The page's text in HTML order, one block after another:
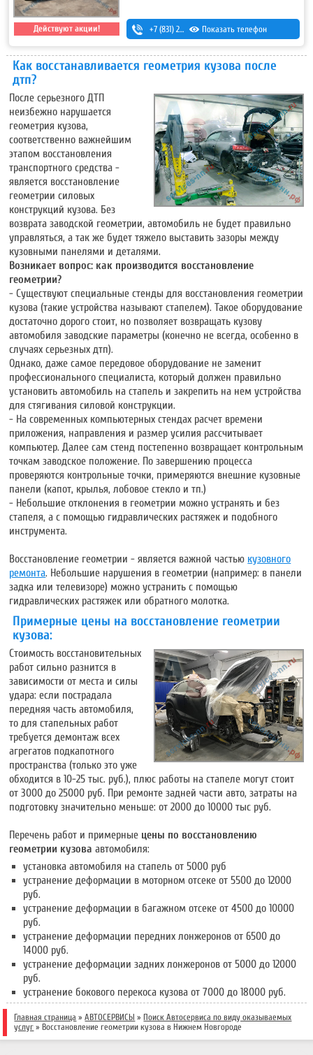
Действуют акции! +7 (831) 293-54-00
,
+7-920-298-42-33
Показать телефон
Как восстанавливается геометрия кузова после
дтп?
После серьезного ДТП
неизбежно нарушается
геометрия кузова,
соответственно важнейшим
этапом восстановления
транспортного средства -
является восстановление
геометрии силовых
конструкций кузова. Без
возврата заводской геометрии, автомобиль не будет правильно
управляться, а так же будет тяжело выставить зазоры между
кузовными панелями и деталями.
Возникает вопрос: как производится восстановление
геометрии?
- Существуют специальные стенды для восстановления геометрии
кузова (такие устройства называют стапелем). Такое оборудование
достаточно дорого стоит, но позволяет возвращать кузову
автомобиля заводские параметры (конечно не всегда, особенно в
случаях серьезных дтп).
Однако, даже самое передовое оборудование не заменит
профессионального специалиста, который должен правильно
установить автомобиль на стапель и закрепить на нем устройства
для стягивания силовой конструкции.
- На современных компьютерных стендах расчет времени
приложения, направления и размер усилия рассчитывает
компьютер. Далее сам стенд постепенно возвращает контрольным
точкам заводское положение. По завершению процесса
проверяются контрольные точки, примеряются внешние кузовные
панели (капот, крылья, лобовое стекло и тп.)
- Небольшие отклонения в геометрии можно устранять и без
стапеля, а с помощью гидравлических растяжек и подобного
инструмента.
Восстановление геометрии - является важной частью кузовного
ремонта. Небольшие нарушения в геометрии (например: в панели
задка или телевизоре) можно устранить с помощью
гидравлических растяжек или обратного молотка.
Примерные цены на восстановление геометрии
кузова:
Стоимость восстановительных
работ сильно разнится в
зависимости от места и силы
удара: если пострадала
передняя часть автомобиля,
то для стапельных работ
требуется демонтаж всех
агрегатов подкапотного
пространства (только это уже
обходится в 10-25 тыс. руб.), плюс работы на стапеле могут стоит
от 3000 до 25000 руб. При ремонте задней части авто, затраты на
подготовку значительно меньше: от 2000 до 10000 тыс руб.
Перечень работ и примерные цены по восстановлению
геометрии кузова автомобиля:
установка автомобиля на стапель от 5000 руб
устранение деформации в моторном отсеке от 5500 до 12000
руб.
устранение деформации в багажном отсеке от 4500 до 10000
руб.
устранение деформации передних лонжеронов от 6500 до
14000 руб.
устранение деформации задних лонжеронов от 5000 до 12000
руб.
устранение бокового перекоса кузова от 7000 до 18000 руб.
Главная страница »АВТОСЕРВИСЫ » Поиск Автосервиса по виду оказываемых
услуг » Восстановление геометрии кузова в Нижнем Новгороде